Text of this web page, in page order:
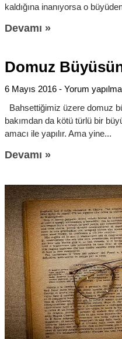
kaldığına inanıyorsa o
Devamı »
Domuz
6 Mayıs 2016
Yorum
Bahsettiğimiz üzere domuz
bakımdan da kötü türlü bir
amacı ile yapılır. Ama yine
Devamı »